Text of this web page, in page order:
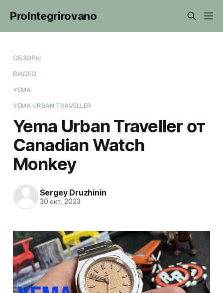
ProIntegrirovano
ОБЗОРЫ
ВИДЕО
YEMA
YEMA URBAN TRAVELLER
Yema Urban Traveller от
Canadian Watch
Monkey
Sergey Druzhinin
30 окт. 2023